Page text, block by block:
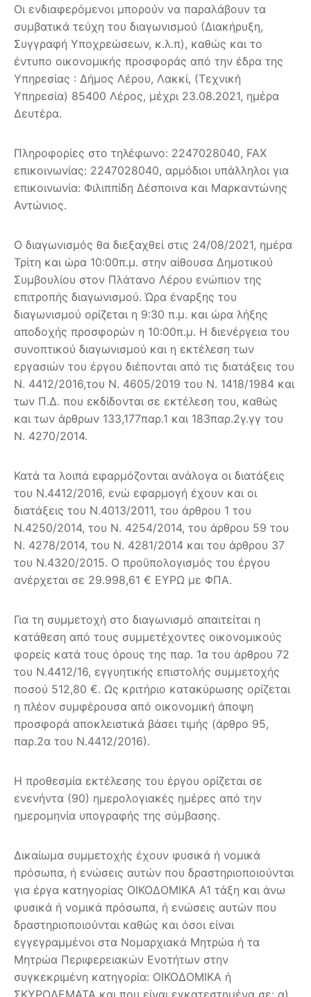
Οι ενδιαφερόμενοι μπορούν να παραλάβουν τα
συμβατικά τεύχη του διαγωνισμού (Διακήρυξη,
Συγγραφή Υποχρεώσεων, κ.λ.π), καθώς και το
έντυπο οικονομικής προσφοράς από την έδρα της
Υπηρεσίας : Δήμος Λέρου, Λακκί, (Τεχνική
Υπηρεσία) 85400 Λέρος, μέχρι 23.08.2021, ημέρα
Δευτέρα.
Πληροφορίες στο τηλέφωνο: 2247028040, FAX
επικοινωνίας: 2247028040, αρμόδιοι υπάλληλοι για
επικοινωνία: Φιλιππίδη Δέσποινα και Μαρκαντώνης
Αντώνιος.
Ο διαγωνισμός θα διεξαχθεί στις 24/08/2021, ημέρα
Τρίτη και ώρα 10:00π.μ. στην αίθουσα Δημοτικού
Συμβουλίου στον Πλάτανο Λέρου ενώπιον της
επιτροπής διαγωνισμού. Ώρα έναρξης του
διαγωνισμού ορίζεται η 9:30 π.μ. και ώρα λήξης
αποδοχής προσφορών η 10:00π.μ. Η διενέργεια του
συνοπτικού διαγωνισμού και η εκτέλεση των
εργασιών του έργου διέπονται από τις διατάξεις του
Ν. 4412/2016,του Ν. 4605/2019 του Ν. 1418/1984 και
των Π.Δ. που εκδίδονται σε εκτέλεση του, καθώς
και των άρθρων 133,177παρ.1 και 183παρ.2γ.γγ του
Ν. 4270/2014.
Κατά τα λοιπά εφαρμόζονται ανάλογα οι διατάξεις
του Ν.4412/2016, ενώ εφαρμογή έχουν και οι
διατάξεις του Ν.4013/2011, του άρθρου 1 του
Ν.4250/2014, του Ν. 4254/2014, του άρθρου 59 του
Ν. 4278/2014, του Ν. 4281/2014 και του άρθρου 37
του Ν.4320/2015. Ο προϋπολογισμός του έργου
ανέρχεται σε 29.998,61 € ΕΥΡΩ με ΦΠΑ.
Για τη συμμετοχή στο διαγωνισμό απαιτείται η
κατάθεση από τους συμμετέχοντες οικονομικούς
φορείς κατά τους όρους της παρ. 1α του άρθρου 72
του Ν.4412/16, εγγυητικής επιστολής συμμετοχής
ποσού 512,80 €. Ως κριτήριο κατακύρωσης ορίζεται
η πλέον συμφέρουσα από οικονομική άποψη
προσφορά αποκλειστικά βάσει τιμής (άρθρο 95,
παρ.2α του Ν.4412/2016).
Η προθεσμία εκτέλεσης του έργου ορίζεται σε
ενενήντα (90) ημερολογιακές ημέρες από την
ημερομηνία υπογραφής της σύμβασης.
Δικαίωμα συμμετοχής έχουν φυσικά ή νομικά
πρόσωπα, ή ενώσεις αυτών που δραστηριοποιούνται
για έργα κατηγορίας ΟΙΚΟΔΟΜΙΚΑ Α1 τάξη και άνω
φυσικά ή νομικά πρόσωπα, ή ενώσεις αυτών που
δραστηριοποιούνται καθώς και όσοι είναι
εγγεγραμμένοι στα Νομαρχιακά Μητρώα ή τα
Μητρώα Περιφερειακών Ενοτήτων στην
συγκεκριμένη κατηγορία: ΟΙΚΟΔΟΜΙΚΑ ή
ΣΚΥΡΟΔΕΜΑΤΑ και που είναι εγκατεστημένα σε: α)